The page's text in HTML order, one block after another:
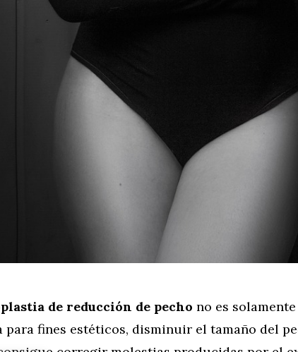
de reducción de pecho no es
para fines estéticos, disminuir el tamaño del